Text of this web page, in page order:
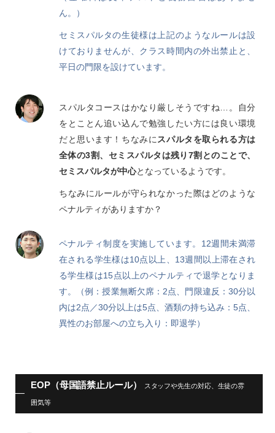
ん。）
セミスパルタの生徒様は上記のようなルールは設
けておりませんが、クラス時間内の外出禁止と、
平日の門限を設けています。
スパルタコースはかなり厳しそうですね…。自分
をとことん追い込んで勉強したい方には良い環境
だと思います！ちなみに スパルタを取られる方は
全体の3割、セミスパルタは残り7割とのことで、
セミスパルタが中心となっているようです。
ちなみにルールが守られなかった際はどのような
ペナルティがありますか？
ペナルティ制度を実施しています。12週間未満滞
在される学生様は10点以上、13週間以上滞在され
る学生様は15点以上のペナルティで退学となりま
す。（例：授業無断欠席：2点、門限違反：30分以
内は2点／30分以上は5点、酒類の持ち込み：5点、
異性のお部屋への立ち入り：即退学）
EOP（母国語禁止ルール） スタッフや先生の対応、生徒の雰
囲気等